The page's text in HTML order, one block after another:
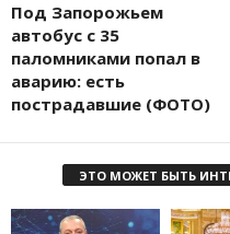
Под Запорожьем
автобус с 35
паломниками попал в
аварию: есть
пострадавшие (ФОТО)
ЭТО МОЖЕТ БЫТЬ